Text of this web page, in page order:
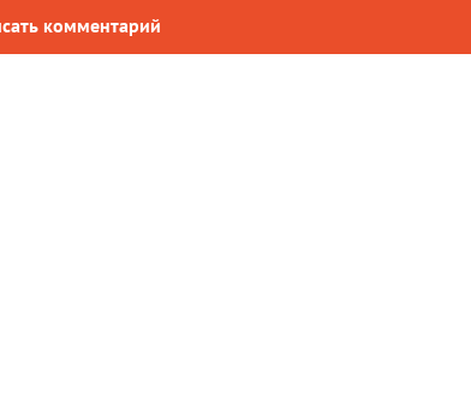
комментарий